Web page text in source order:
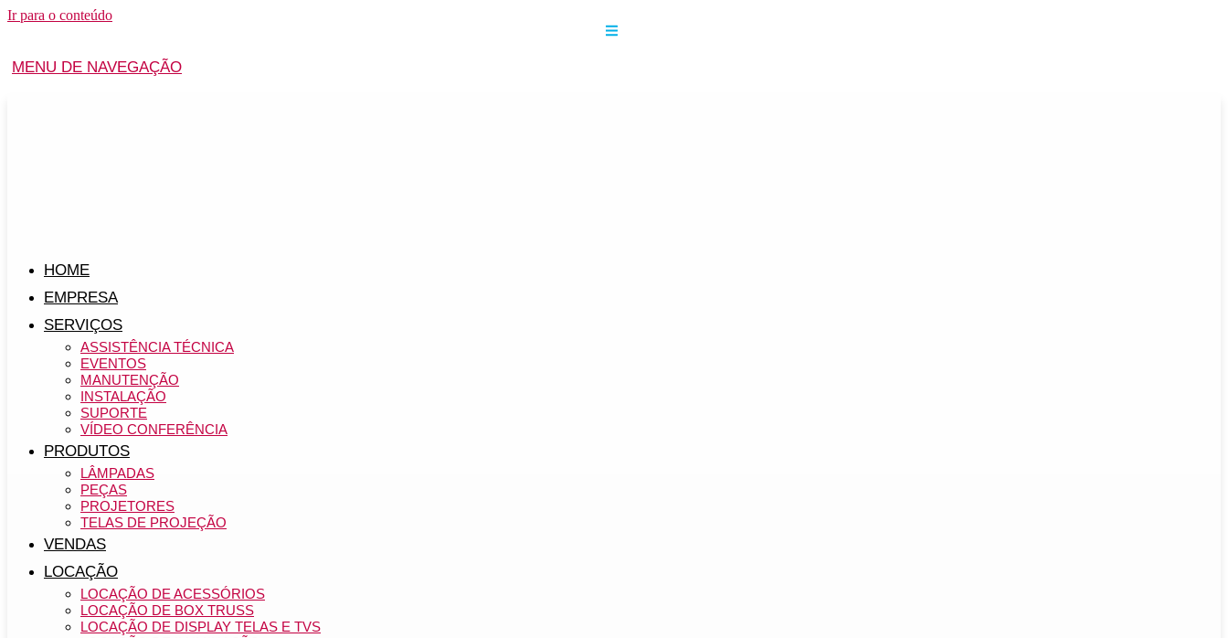
Ir para o conteúdo
MENU DE NAVEGAÇÃO
HOME
EMPRESA
SERVIÇOS
ASSISTÊNCIA TÉCNICA
EVENTOS
MANUTENÇÃO
INSTALAÇÃO
SUPORTE
VÍDEO CONFERÊNCIA
PRODUTOS
LÂMPADAS
PEÇAS
PROJETORES
TELAS DE PROJEÇÃO
VENDAS
LOCAÇÃO
LOCAÇÃO DE ACESSÓRIOS
LOCAÇÃO DE BOX TRUSS
LOCAÇÃO DE DISPLAY TELAS E TVS